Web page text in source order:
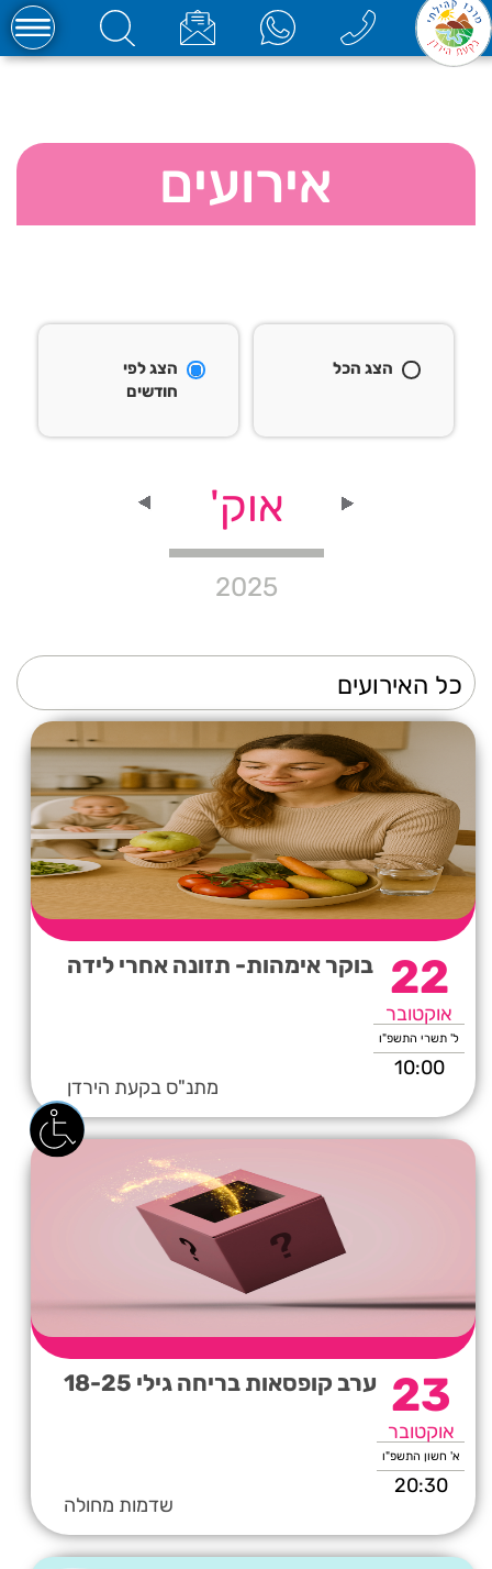
אירועים
הצג הכל
הצג לפי
חודשים
אוק'
2025
22
אוקטובר
ל' תשרי התשפ"ו
10:00
בוקר אימהות- תזונה אחרי לידה
מתנ"ס בקעת הירדן
23
אוקטובר
א' חשון התשפ"ו
20:30
ערב קופסאות בריחה גילי 18-25
שדמות מחולה